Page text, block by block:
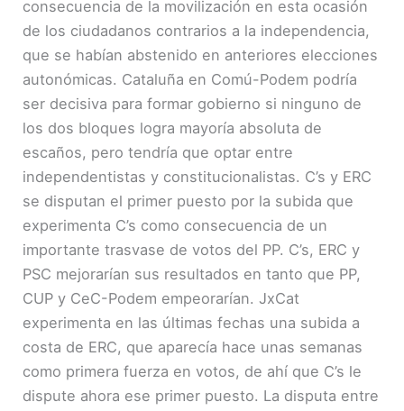
consecuencia de la movilización en esta ocasión
de los ciudadanos contrarios a la independencia,
que se habían abstenido en anteriores elecciones
autonómicas. Cataluña en Comú-Podem podría
ser decisiva para formar gobierno si ninguno de
los dos bloques logra mayoría absoluta de
escaños, pero tendría que optar entre
independentistas y constitucionalistas. C’s y ERC
se disputan el primer puesto por la subida que
experimenta C’s como consecuencia de un
importante trasvase de votos del PP. C’s, ERC y
PSC mejorarían sus resultados en tanto que PP,
CUP y CeC-Podem empeorarían. JxCat
experimenta en las últimas fechas una subida a
costa de ERC, que aparecía hace unas semanas
como primera fuerza en votos, de ahí que C’s le
dispute ahora ese primer puesto. La disputa entre